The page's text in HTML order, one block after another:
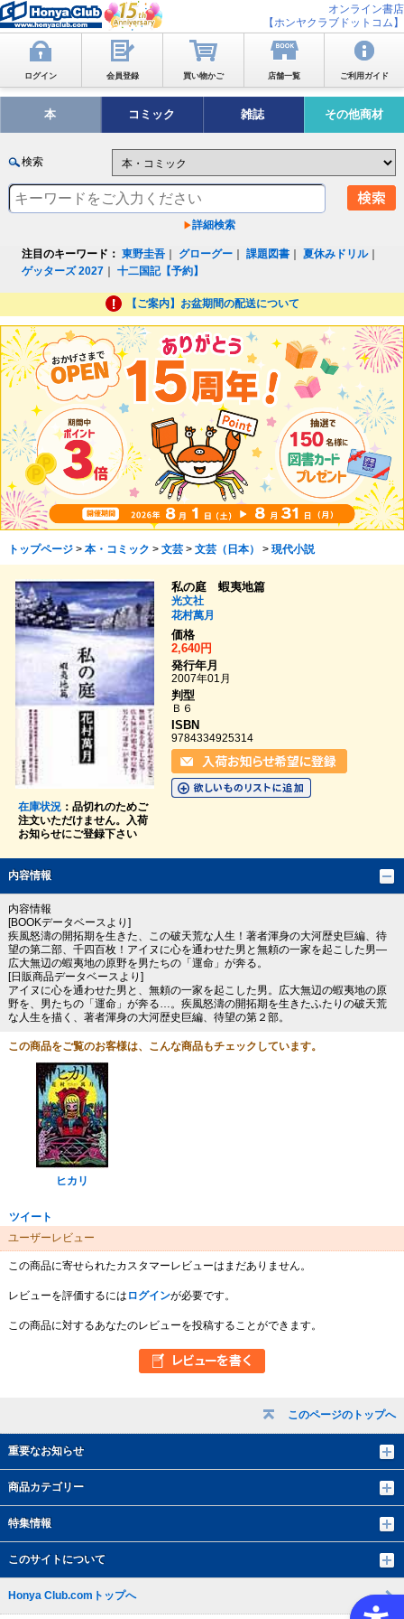
オンライン書店
【ホンヤクラブドットコム】
ログイン 会員登録 買い物かご 店舗一覧 ご利用ガイド
本 コミック 雑誌 その他商材
検索
詳細検索
注目のキーワード： 東野圭吾 グローグー ｜課題図書 ｜夏休みドリル｜
ゲッターズ 2027 ｜十二国記【予約】
【ご案内】お盆期間の配送について
このページのトップへ
重要なお知らせ
商品カテゴリー
特集情報
このサイトについて
トップページ> 本・コミック > 文芸> 文芸（日本） > 現代小説
在庫状況：品切れのためご
注文いただけません。入荷
お知らせにご登録下さい
私の庭 蝦夷地篇
光文社
花村萬月
価格
2,640円
発行年月
2007年01月
判型
Ｂ６
ISBN
9784334925314
内容情報
内容情報
[BOOKデータベースより]
疾風怒濤の開拓期を生きた、この破天荒な人生！著者渾身の大河歴史巨編、待
望の第二部、千四百枚！アイヌに心を通わせた男と無頼の一家を起こした男―
広大無辺の蝦夷地の原野を男たちの「運命」が奔る。
[日販商品データベースより]
アイヌに心を通わせた男と、無頼の一家を起こした男。広大無辺の蝦夷地の原
野を、男たちの「運命」が奔る…。疾風怒濤の開拓期を生きたふたりの破天荒
な人生を描く、著者渾身の大河歴史巨編、待望の第２部。
この商品をご覧のお客様は、こんな商品もチェックしています。
ヒカリ
ツイート
ユーザーレビュー
この商品に寄せられたカスタマーレビューはまだありません。
レビューを評価するには ログインが必要です。
この商品に対するあなたのレビューを投稿することができます。
Honya Club.comトップへ